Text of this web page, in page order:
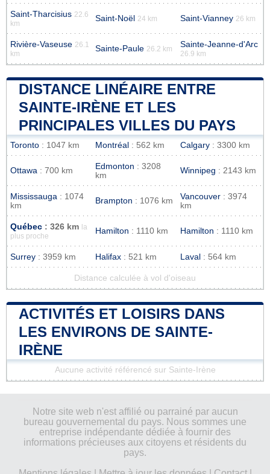
Saint-Tharcisius 22.6
km
Saint-Noël 24 km Saint-Vianney 26 km
Rivière-Vaseuse 26.1
km
Sainte-Paule 26.2 km Sainte-Jeanne-d'Arc
26.9 km
DISTANCE LINÉAIRE ENTRE
SAINTE-IRÈNE ET LES
PRINCIPALES VILLES DU PAYS
Toronto : 1047 km Montréal : 562 km Calgary : 3300 km
Ottawa : 700 km Edmonton : 3208
km
Winnipeg : 2143 km
Mississauga : 1074
km
Brampton : 1076 km Vancouver : 3974
km
Québec : 326 km
la
plus proche
Hamilton : 1110 km Hamilton : 1110 km
Surrey : 3959 km Halifax : 521 km Laval : 564 km
Distance calculée à vol d'oiseau
ACTIVITÉS ET LOISIRS DANS
LES ENVIRONS DE SAINTE-
IRÈNE
Aucune activité référencé sur Sainte-Irène
Notre site web n'est affilié ou parrainé par aucun
bureau gouvernemental du pays. Nous sommes une
entreprise indépendante dédiée à fournir des
informations précieuses aux citoyens et résidents du
pays.